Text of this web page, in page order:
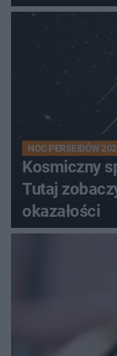
NOC PERSEIDÓW
Kosmiczny
Tutaj
okazałości